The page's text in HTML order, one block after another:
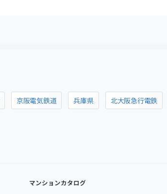
京阪電気鉄道 兵庫県 北大阪急行電鉄
マンションカタログ